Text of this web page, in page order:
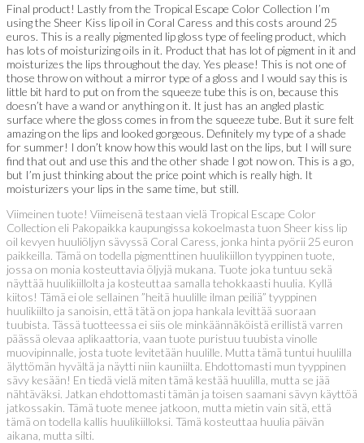
Final product! Lastly from the Tropical Escape Color Collection I’m
using the Sheer Kiss lip oil in Coral Caress and this costs around 25
euros. This is a really pigmented lip gloss type of feeling product, which
has lots of moisturizing oils in it. Product that has lot of pigment in it and
moisturizes the lips throughout the day. Yes please! This is not one of
those throw on without a mirror type of a gloss and I would say this is
little bit hard to put on from the squeeze tube this is on, because this
doesn’t have a wand or anything on it. It just has an angled plastic
surface where the gloss comes in from the squeeze tube. But it sure felt
amazing on the lips and looked gorgeous. Definitely my type of a shade
for summer! I don’t know how this would last on the lips, but I will sure
find that out and use this and the other shade I got now on. This is a go,
but I’m just thinking about the price point which is really high. It
moisturizers your lips in the same time, but still.
Viimeinen tuote! Viimeisenä testaan vielä Tropical Escape Color
Collection eli Pakopaikka kaupungissa kokoelmasta tuon Sheer kiss lip
oil kevyen huuliöljyn sävyssä Coral Caress, jonka hinta pyörii 25 euron
paikkeilla. Tämä on todella pigmenttinen huulikiillon tyyppinen tuote,
jossa on monia kosteuttavia öljyjä mukana. Tuote joka tuntuu sekä
näyttää huulikiillolta ja kosteuttaa samalla tehokkaasti huulia. Kyllä
kiitos! Tämä ei ole sellainen ”heitä huulille ilman peiliä” tyyppinen
huulikiilto ja sanoisin, että tätä on jopa hankala levittää suoraan
tuubista. Tässä tuotteessa ei siis ole minkäännäköistä erillistä varren
päässä olevaa aplikaattoria, vaan tuote puristuu tuubista vinolle
muovipinnalle, josta tuote levitetään huulille. Mutta tämä tuntui huulilla
älyttömän hyvältä ja näytti niin kauniilta. Ehdottomasti mun tyyppinen
sävy kesään! En tiedä vielä miten tämä kestää huulilla, mutta se jää
nähtäväksi. Jatkan ehdottomasti tämän ja toisen saamani sävyn käyttöä
jatkossakin. Tämä tuote menee jatkoon, mutta mietin vain sitä, että
tämä on todella kallis huulikiilloksi. Tämä kosteuttaa huulia päivän
aikana, mutta silti.